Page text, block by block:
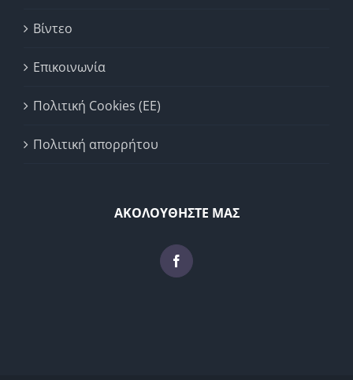
Βίντεο
Επικοινωνία
Πολιτική Cookies (ΕΕ)
Πολιτική απορρήτου
ΑΚΟΛΟΥΘΗΣΤΕ ΜΑΣ